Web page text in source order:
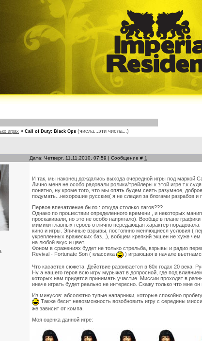
играх » Call of Duty: Black Ops (числа...эти числа...)
Дата: Четверг, 11.11.2010, 07:59 | Сообщение # 1
И так, мы наконец дождались выхода очередной игры под маркой
Лично меня не особо радовали ролики/трейлеры к этой игре т.к
понятно, ну кроме того, что мы опять будем сеять разумное,
подумать...нехорошие русские( я не следил за блогами разрабов и
Первое впечатление было : откуда столько лагов???
Однако по прошествии определенного времени , и некоторых
проскакивали, но это не особо напрягало). Вообще в плане
мимики главных героев отлично передающая характер
кино и игры. Эпичные взрывы, постоянно меняющиеся условия (
укрепленных вражеских баз...), вобщем крепкий экшен не хуже
на любой вкус и цвет.
Фоном в сражениях будет не только стрельба, взрывы и радио
Revival - Fortunate Son ( классика
) играющая в начале
Что касается сюжета. Действие развивается в 60х годах 20 века.
Ну а нашего героя всю игру мурыжат в допросной, где под
которых нам придется принимать участие. Миссии проходят в
иначе играть будет реально не интересно. Скажу только что мне
Из минусов: абсолютно тупые напарники, которые спокойно
Также бесит невозможность возобновить игру с середины
же зависит от компа.
Моя оценка данной игре: